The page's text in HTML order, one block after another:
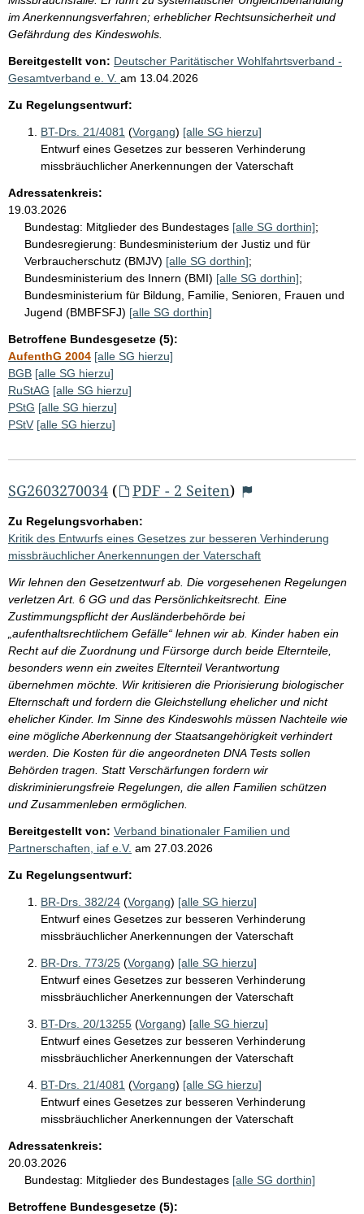
im Anerkennungsverfahren; erheblicher Rechtsunsicherheit und
Gefährdung des Kindeswohls.
Bereitgestellt von: Deutscher Paritätischer Wohlfahrtsverband -
Gesamtverband e. V. am 13.04.2026
Zu Regelungsentwurf:
BT-Drs. 21/4081 (Vorgang) [alle SG hierzu]
Entwurf eines Gesetzes zur besseren Verhinderung
missbräuchlicher Anerkennungen der Vaterschaft
Adressatenkreis:
19.03.2026
Bundestag: Mitglieder des Bundestages [alle SG dorthin];
Bundesregierung: Bundesministerium der Justiz und für
Verbraucherschutz (BMJV) [alle SG dorthin];
Bundesministerium des Innern (BMI) [alle SG dorthin];
Bundesministerium für Bildung, Familie, Senioren, Frauen und
Jugend (BMBFSFJ) [alle SG dorthin]
Betroffene Bundesgesetze (5):
AufenthG 2004 [alle SG hierzu]
BGB [alle SG hierzu]
RuStAG [alle SG hierzu]
PStG [alle SG hierzu]
PStV [alle SG hierzu]
SG2603270034 ( PDF - 2 Seiten)
Zu Regelungsvorhaben:
Kritik des Entwurfs eines Gesetzes zur besseren Verhinderung
missbräuchlicher Anerkennungen der Vaterschaft
Wir lehnen den Gesetzentwurf ab. Die vorgesehenen Regelungen
verletzen Art. 6 GG und das Persönlichkeitsrecht. Eine
Zustimmungspflicht der Ausländerbehörde bei
„aufenthaltsrechtlichem Gefälle“ lehnen wir ab. Kinder haben ein
Recht auf die Zuordnung und Fürsorge durch beide Elternteile,
besonders wenn ein zweites Elternteil Verantwortung
übernehmen möchte. Wir kritisieren die Priorisierung biologischer
Elternschaft und fordern die Gleichstellung ehelicher und nicht
ehelicher Kinder. Im Sinne des Kindeswohls müssen Nachteile wie
eine mögliche Aberkennung der Staatsangehörigkeit verhindert
werden. Die Kosten für die angeordneten DNA Tests sollen
Behörden tragen. Statt Verschärfungen fordern wir
diskriminierungsfreie Regelungen, die allen Familien schützen
und Zusammenleben ermöglichen.
Bereitgestellt von: Verband binationaler Familien und
Partnerschaften, iaf e.V. am 27.03.2026
Zu Regelungsentwurf:
BR-Drs. 382/24 (Vorgang) [alle SG hierzu]
Entwurf eines Gesetzes zur besseren Verhinderung
missbräuchlicher Anerkennungen der Vaterschaft
BR-Drs. 773/25 (Vorgang) [alle SG hierzu]
Entwurf eines Gesetzes zur besseren Verhinderung
missbräuchlicher Anerkennungen der Vaterschaft
BT-Drs. 20/13255 (Vorgang) [alle SG hierzu]
Entwurf eines Gesetzes zur besseren Verhinderung
missbräuchlicher Anerkennungen der Vaterschaft
BT-Drs. 21/4081 (Vorgang) [alle SG hierzu]
Entwurf eines Gesetzes zur besseren Verhinderung
missbräuchlicher Anerkennungen der Vaterschaft
Adressatenkreis:
20.03.2026
Bundestag: Mitglieder des Bundestages [alle SG dorthin]
Betroffene Bundesgesetze (5):